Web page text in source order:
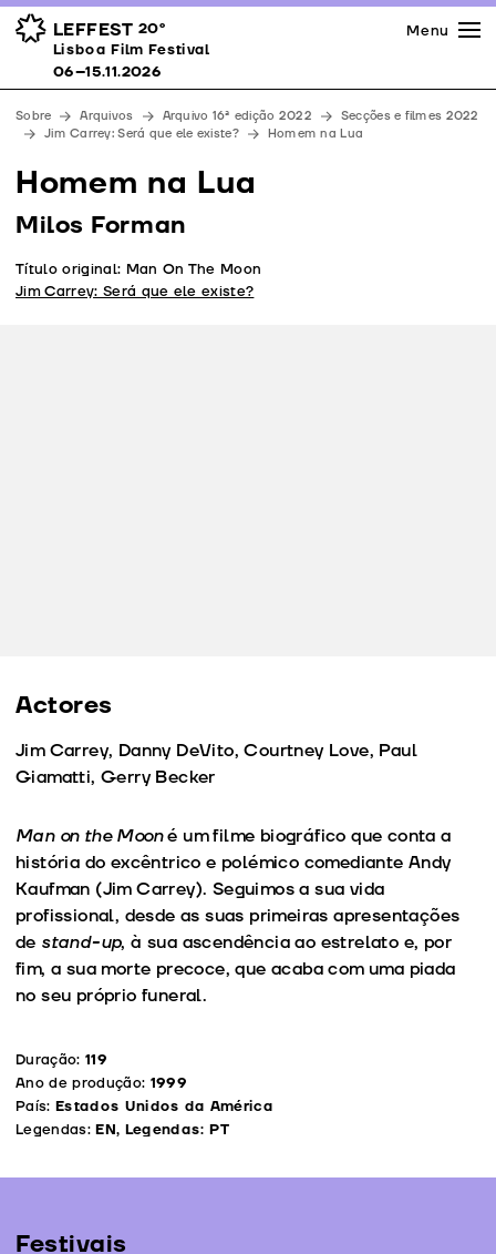
LEFFEST 20º
Lisboa Film Festival 06–15.11.2026
Prémios
Espaços
Apoios
Equipa
Downloads
Menu
Lisboa Film Festival
06–15.11.2026
Sobre Arquivos Arquivo 16ª edição 2022
Secções e filmes 2022
Jim Carrey: Será que ele existe?
Homem na Lua
Homem na Lua
Milos Forman
Título original: Man On The Moon
Jim Carrey: Será que ele existe?
Actores
Jim Carrey, Danny DeVito, Courtney Love, Paul
Giamatti, Gerry Becker
Man on the Mooné um filme biográfico que conta a
história do excêntrico e polémico comediante Andy
Kaufman (Jim Carrey). Seguimos a sua vida
profissional, desde as suas primeiras apresentações
de stand-up, à sua ascendência ao estrelato e, por
fim, a sua morte precoce, que acaba com uma piada
no seu próprio funeral.
Duração: 119
Ano de produção: 1999
País: Estados Unidos da América
Legendas:EN, Legendas: PT
Festivais